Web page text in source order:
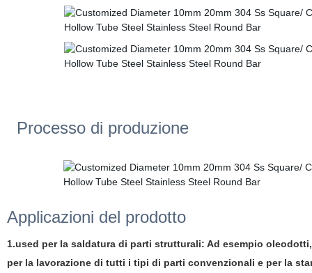
Processo di produzione
Applicazioni del prodotto
1.used per la saldatura di parti strutturali: Ad esempio
per la lavorazione di tutti i tipi di parti convenzionali e per la